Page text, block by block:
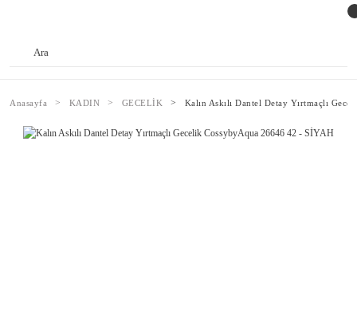
Anasayfa KADIN GECELİK Kalın Askılı Dantel Detay Yırtmaçlı